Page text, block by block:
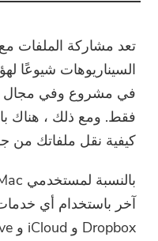
تحويل
محرر فيديو
ضاغط
قوات
تعد مشاركة الملفات
السيناريوهات شيوعًا
في مشروع وفي مجال
فقط. ومع ذلك ، هناك
كيفية نقل ملفاتك من
آخر باستخدام أي